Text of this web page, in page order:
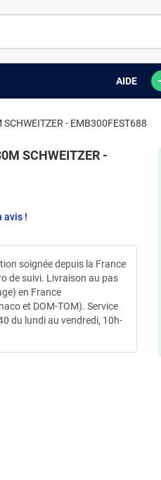
AIDE
- EMB300FEST688
SCHWEITZER -
avis !
soignée depuis la France
de suivi. Livraison au pas
en France
et DOM-TOM). Service
du lundi au vendredi, 10h-